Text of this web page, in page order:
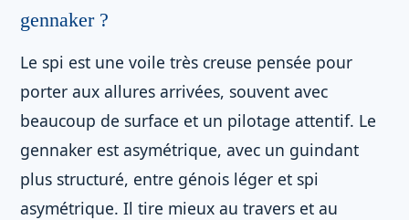
gennaker ?
Le spi est une voile très creuse pensée pour
porter aux allures arrivées, souvent avec
beaucoup de surface et un pilotage attentif. Le
gennaker est asymétrique, avec un guindant
plus structuré, entre génois léger et spi
asymétrique. Il tire mieux au travers et au